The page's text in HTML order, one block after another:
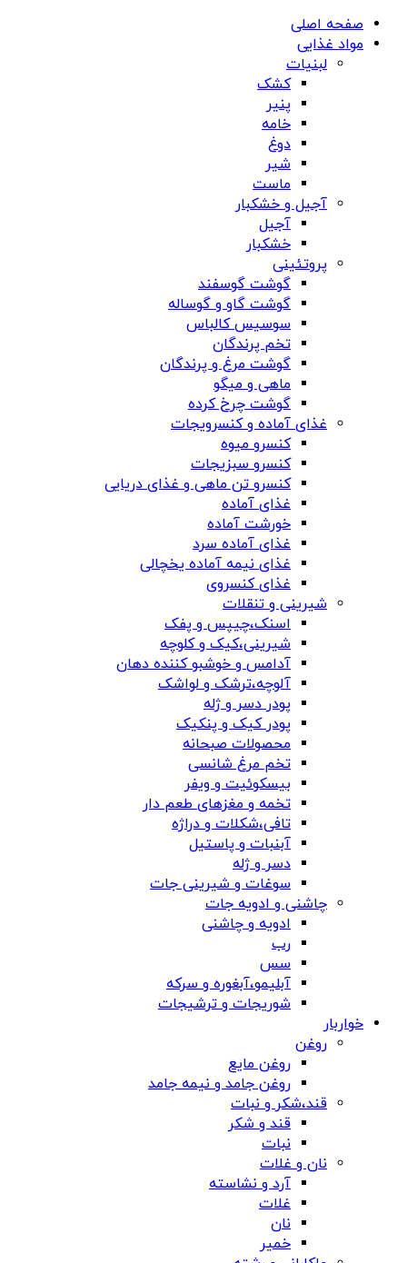
صفحه اصلی
مواد غذایی
لبنیات
کشک
پنیر
خامه
دوغ
شیر
ماست
آجیل و خشکبار
آجیل
خشکبار
پروتئینی
گوشت گوسفند
گوشت گاو و گوساله
سوسیس کالباس
تخم پرندگان
گوشت مرغ و پرندگان
ماهی و میگو
گوشت چرخ کرده
غذای آماده و کنسرویجات
کنسرو میوه
کنسرو سبزیجات
کنسرو تن ماهی و غذای دریایی
غذای آماده
خورشت آماده
غذای آماده سرد
غذای نیمه آماده یخچالی
غذای کنسروی
شیرینی و تنقلات
اسنک،چیپس و پفک
شیرینی،کیک و کلوچه
آدامس و خوشبو کننده دهان
آلوچه،ترشک و لواشک
پودر دسر و ژله
پودر کیک و پنکیک
محصولات صبحانه
تخم مرغ شانسی
بیسکوئیت و ویفر
تخمه و مغزهای طعم دار
تافی،شکلات و دراژه
آبنبات و پاستیل
دسر و ژله
سوغات و شیرینی جات
چاشنی و ادویه جات
ادویه و چاشنی
رب
سس
آبلیمو،آبغوره و سرکه
شوریجات و ترشیجات
خواربار
روغن
روغن مایع
روغن جامد و نیمه جامد
قند،شکر و نبات
قند و شکر
نبات
نان و غلات
آرد و نشاسته
غلات
نان
خمیر